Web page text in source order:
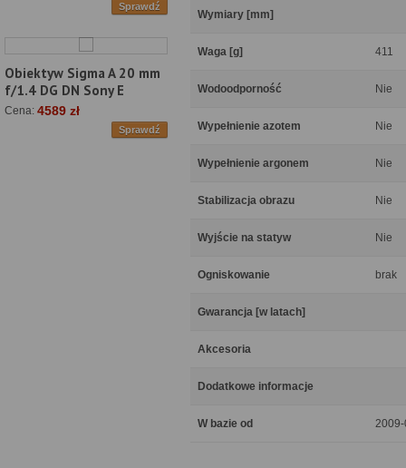
Sprawdź
Obiektyw Sigma A 20 mm
f/1.4 DG DN Sony E
Cena: 4589 zł
Sprawdź
Wymiary [mm]
Waga [g] 411
Wodoodporność Nie
Wypełnienie azotem Nie
Wypełnienie argonem Nie
Stabilizacja obrazu Nie
Wyjście na statyw Nie
Ogniskowanie brak
Gwarancja [w latach]
Akcesoria
Dodatkowe informacje
W bazie od